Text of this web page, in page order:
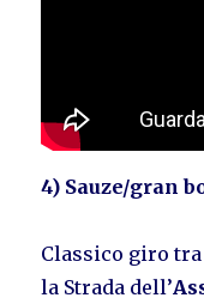
4) Sauze/gran
Classico giro
la Strada dell’